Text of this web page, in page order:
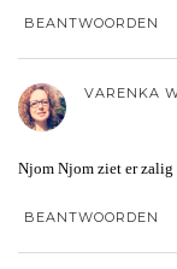
BEANTWOORDEN
VARENKA
Njom Njom ziet er zalig
BEANTWOORDEN